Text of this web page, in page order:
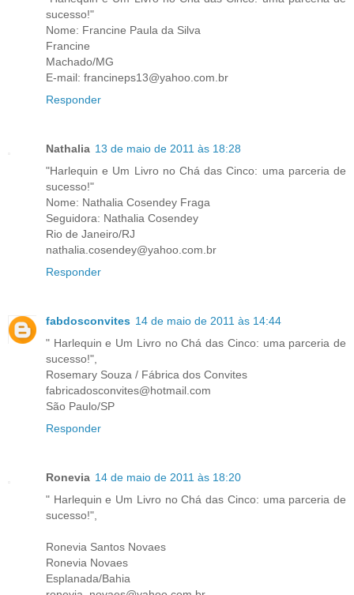
sucesso!"
Nome: Francine Paula da Silva
Francine
Machado/MG
E-mail: francineps13@yahoo.com.br
Responder
Nathalia 13 de maio de 2011 às 18:28
"Harlequin e Um Livro no Chá das Cinco: uma parceria de
sucesso!"
Nome: Nathalia Cosendey Fraga
Seguidora: Nathalia Cosendey
Rio de Janeiro/RJ
nathalia.cosendey@yahoo.com.br
Responder
fabdosconvites 14 de maio de 2011 às 14:44
" Harlequin e Um Livro no Chá das Cinco: uma parceria de
sucesso!",
Rosemary Souza / Fábrica dos Convites
fabricadosconvites@hotmail.com
São Paulo/SP
Responder
Ronevia 14 de maio de 2011 às 18:20
" Harlequin e Um Livro no Chá das Cinco: uma parceria de
sucesso!",
Ronevia Santos Novaes
Ronevia Novaes
Esplanada/Bahia